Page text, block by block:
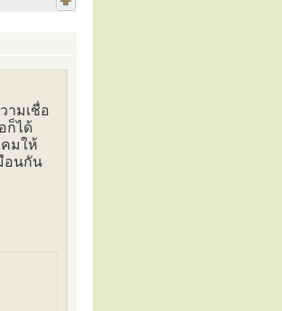
ามเชื่อ
ก็ได้
คมให้
อนกัน